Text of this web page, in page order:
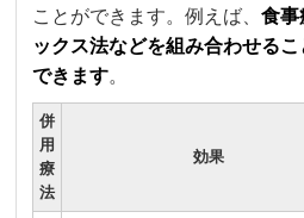
ことができます。例えば、食事
ックス法などを組み合わせる
できます。
併
用
療
法
効果